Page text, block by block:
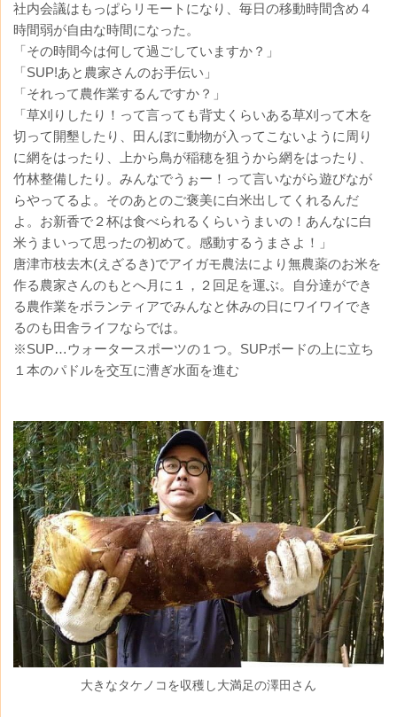
社内会議はもっぱらリモートになり、毎日の移動時間含め４
時間弱が自由な時間になった。
「その時間今は何して過ごしていますか？」
「SUP!あと農家さんのお手伝い」
「それって農作業するんですか？」
「草刈りしたり！って言っても背丈くらいある草刈って木を
切って開墾したり、田んぼに動物が入ってこないように周り
に網をはったり、上から鳥が稲穂を狙うから網をはったり、
竹林整備したり。みんなでうぉー！って言いながら遊びなが
らやってるよ。そのあとのご褒美に白米出してくれるんだ
よ。お新香で２杯は食べられるくらいうまいの！あんなに白
米うまいって思ったの初めて。感動するうまさよ！」
唐津市枝去木(えざるき)でアイガモ農法により無農薬のお米を
作る農家さんのもとへ月に１，２回足を運ぶ。自分達ができ
る農作業をボランティアでみんなと休みの日にワイワイでき
るのも田舎ライフならでは。
※SUP…ウォータースポーツの１つ。SUPボードの上に立ち
１本のパドルを交互に漕ぎ水面を進む
大きなタケノコを収穫し大満足の澤田さん